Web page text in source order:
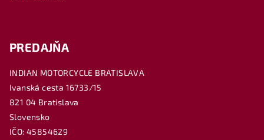
PREDAJŇA
INDIAN MOTORCYCLE BRATISLAVA
Ivanská cesta 16733/15
821 04 Bratislava
Slovensko
IČO: 45854629